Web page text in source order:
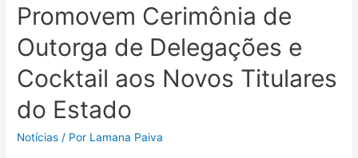
Promovem Cerimônia de
Outorga de Delegações e
Cocktail aos Novos Titulares
do Estado
Notícias / Por Lamana Paiva